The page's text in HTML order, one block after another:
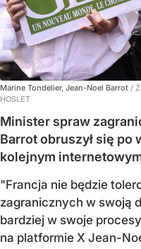
Marine Tondelier, Jean-Noel Barrot /
HOSLET
Minister spraw
Barrot obruszył się po
kolejnym
"Francja nie będzie
zagranicznych w swoją
bardziej w swoje
na platformie X Jean-